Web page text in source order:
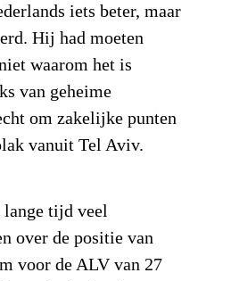
iets beter, maar
Hij had moeten
waarom het is
van geheime
om zakelijke punten
vanuit Tel Aviv.
lange tijd veel
over de positie van
voor de ALV van 27